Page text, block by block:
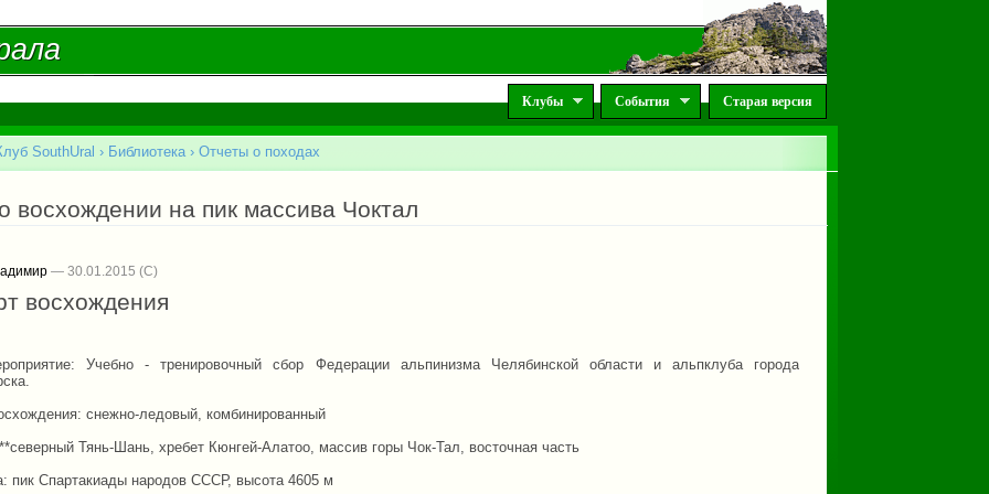
Клубы События Старая версия
SouthUral › Библиотека › Отчеты о походах
восхождении на пик массива Чоктал
— 30.01.2015
восхождения
Учебно - тренировочный сбор Федерации альпинизма Челябинской области и альпклуба города
снежно-ледовый, комбинированный
Тянь-Шань, хребет Кюнгей-Алатоо, массив горы Чок-Тал, восточная часть
пик Спартакиады народов СССР, высота 4605 м